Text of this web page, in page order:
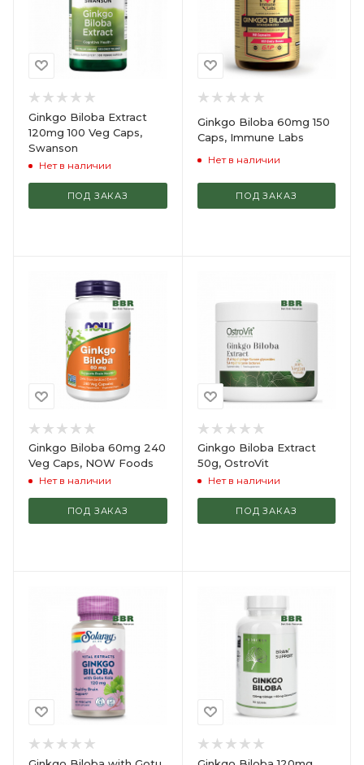
Ginkgo Biloba Extract
120mg 100 Veg Caps,
Swanson
Нет в наличии
ПОД ЗАКАЗ
Ginkgo Biloba 60mg 150
Caps, Immune Labs
Нет в наличии
ПОД ЗАКАЗ
Ginkgo Biloba 60mg 240
Veg Caps, NOW Foods
Нет в наличии
ПОД ЗАКАЗ
Ginkgo Biloba Extract
50g, OstroVit
Нет в наличии
ПОД ЗАКАЗ